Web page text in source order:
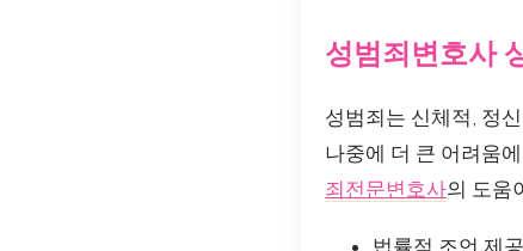
성범죄변호사
성범죄는 신체적, 정
나중에 더 큰 어려움
죄전문변호사의 도움
법률적 조언 제공